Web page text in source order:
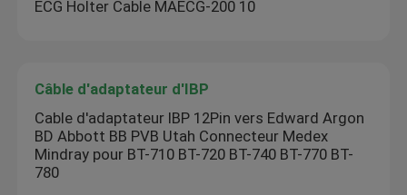
ECG Holter Cable MAECG-200 10
Câble d'adaptateur d'IBP
Cable d'adaptateur IBP 12Pin vers Edward Argon
BD Abbott BB PVB Utah Connecteur Medex
Mindray pour BT-710 BT-720 BT-740 BT-770 BT-
780